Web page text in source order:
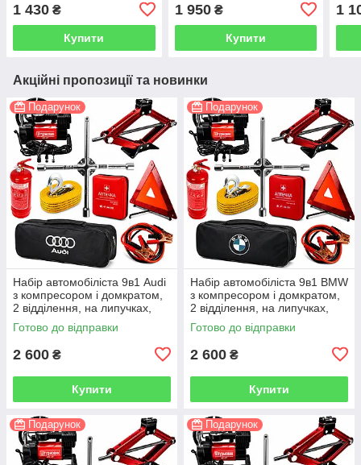
1 430 ₴
Купити
1 950₴
Купити
1
Акційні пропозиції та новинки
Подарунок
Набір автомобіліста 9в1 Audi
з компресором і домкратом,
2 відділення, на липучках,
чорний
Готово до відправки
2 600 ₴
Купити
Подарунок
Набір автомобіліста 9в1 BMW
з компресором і домкратом,
2 відділення, на липучках,
чорний
Готово до відправки
2 600 ₴
Купити
Подарунок Подарунок